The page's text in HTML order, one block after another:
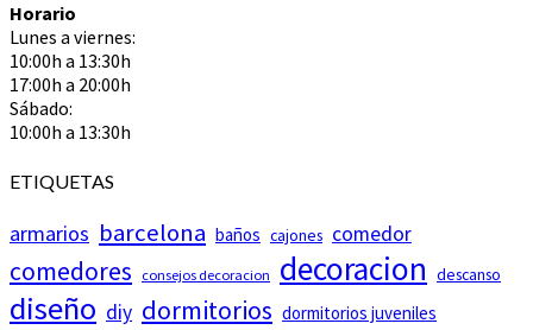
Horario
Lunes a viernes:
10:00h a 13:30h
17:00h a 20:00h
Sábado:
10:00h a 13:30h
ETIQUETAS
armarios barcelona baños cajones comedor
comedores consejos decoracion decoracion descanso
diseño diy dormitorios dormitorios juveniles